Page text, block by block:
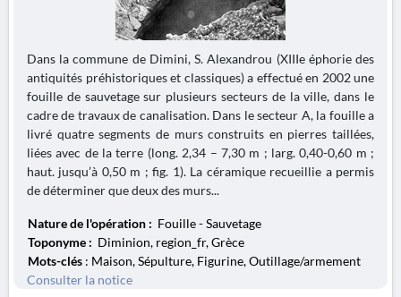
Dans la commune de Dimini, S. Alexandrou (XIIIe éphorie des
antiquités préhistoriques et classiques) a effectué en 2002 une
fouille de sauvetage sur plusieurs secteurs de la ville, dans le
cadre de travaux de canalisation. Dans le secteur A, la fouille a
livré quatre segments de murs construits en pierres taillées,
liées avec de la terre (long. 2,34 – 7,30 m ; larg. 0,40-0,60 m ;
haut. jusqu’à 0,50 m ; fig. 1). La céramique recueillie a permis
de déterminer que deux des murs...
Nature de l'opération : Fouille - Sauvetage
Toponyme : Diminion, region_fr, Grèce
Mots-clés : Maison, Sépulture, Figurine, Outillage/armement
Consulter la notice